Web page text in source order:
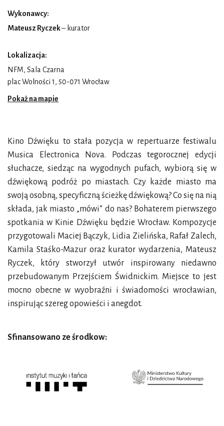
Wykonawcy:
Mateusz Ryczek– kurator
Lokalizacja:
NFM, Sala Czarna
plac Wolności 1, 50-071 Wrocław
Pokaż na mapie
Kino Dźwięku to stała pozycja w repertuarze festiwalu
Musica Electronica Nova. Podczas tegorocznej edycji
słuchacze, siedząc na wygodnych pufach, wybiorą się w
dźwiękową podróż po miastach. Czy każde miasto ma
swoją osobną, specyficzną ścieżkę dźwiękową? Co się na nią
składa, jak miasto „mówi” do nas? Bohaterem pierwszego
spotkania w Kinie Dźwięku będzie Wrocław. Kompozycje
przygotowali Maciej Bączyk, Lidia Zielińska, Rafał Zalech,
Kamila Staśko-Mazur oraz kurator wydarzenia, Mateusz
Ryczek, który stworzył utwór inspirowany niedawno
przebudowanym Przejściem Świdnickim. Miejsce to jest
mocno obecne w wyobraźni i świadomości wrocławian,
inspirując szereg opowieści i anegdot.
Sfinansowano ze środkow: